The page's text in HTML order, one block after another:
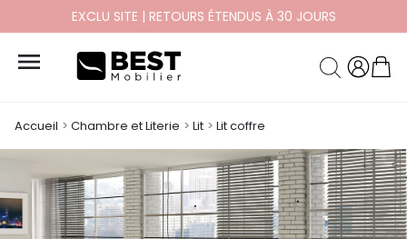
EXCLU SITE | RETOURS ÉTENDUS À 30 JOURS

Accueil Chambre et Literie Lit Lit coffre